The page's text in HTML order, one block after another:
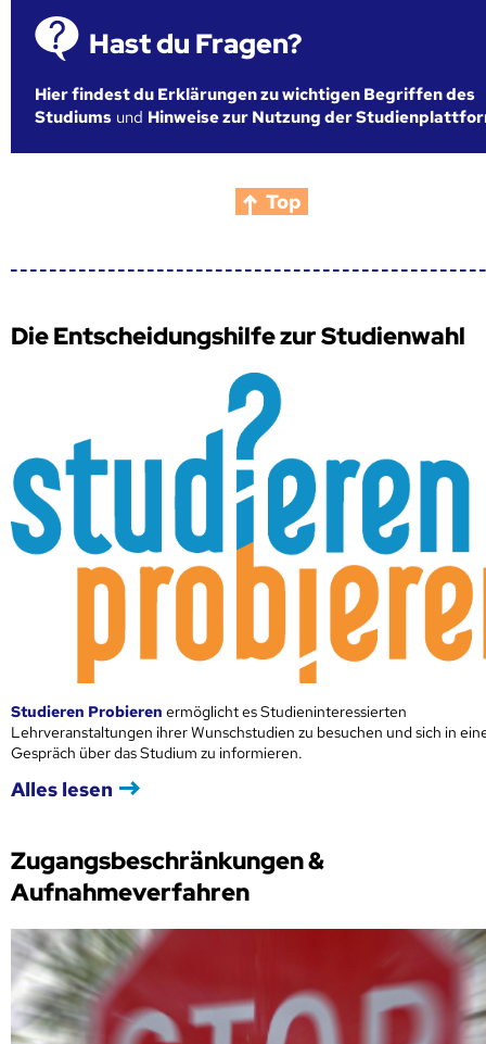
Hast du Fragen?
Hier findest du Erklärungen zu wichtigen Begriffen des
Studiums und Hinweise zur Nutzung der
Top
Die Entscheidungshilfe zur Studienwahl
Studieren Probieren ermöglicht es Studieninteressierten
Lehrveranstaltungen ihrer Wunschstudien zu besuchen und sich in
Gespräch über das Studium zu informieren.
Alles lesen
Zugangsbeschränkungen &
Aufnahmeverfahren